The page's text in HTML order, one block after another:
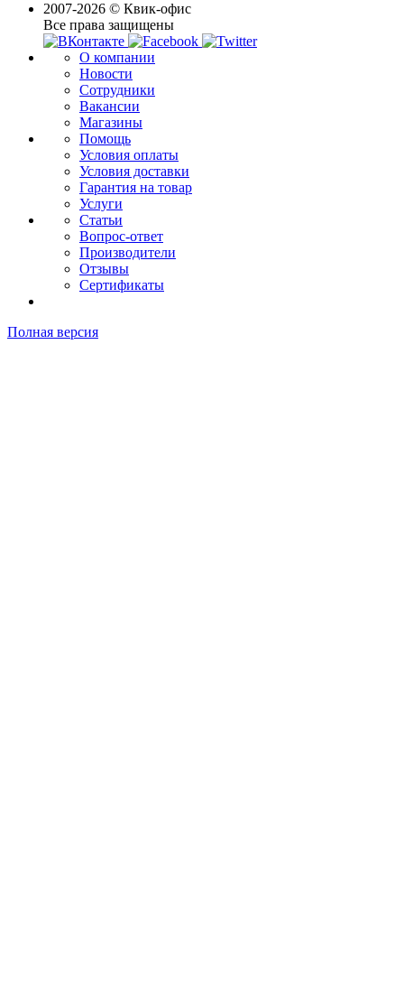
2007-2026 © Квик-офис
Все права защищены
О компании
Новости
Сотрудники
Вакансии
Магазины
Помощь
Условия оплаты
Условия доставки
Гарантия на товар
Услуги
Статьи
Вопрос-ответ
Производители
Отзывы
Сертификаты
Полная версия